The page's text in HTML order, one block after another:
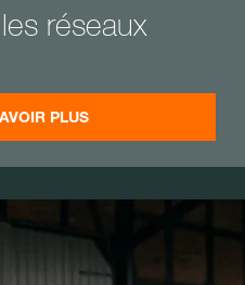
réseaux
PLUS